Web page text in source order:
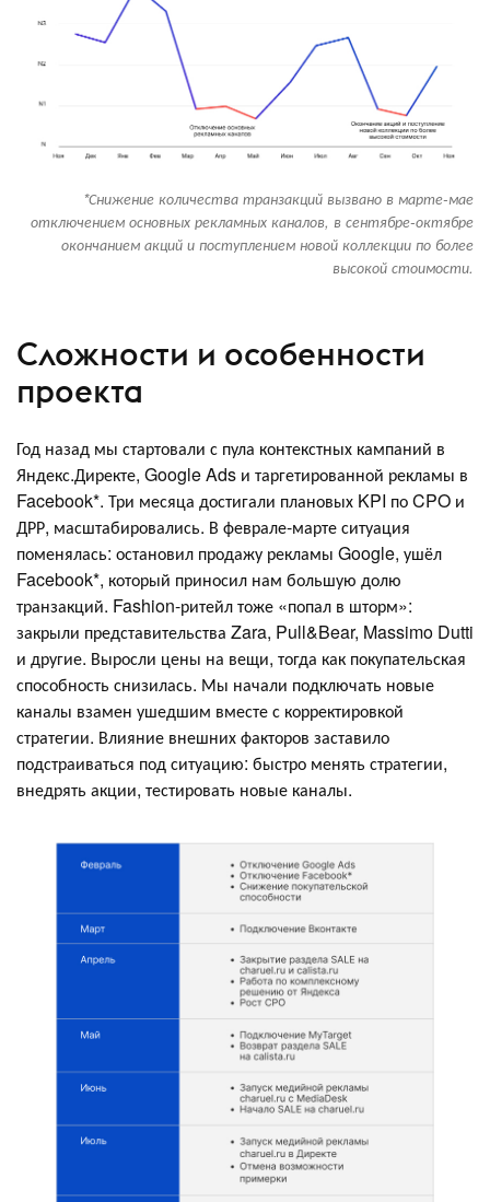
*Снижение количества транзакций вызвано в марте-мае
отключением основных рекламных каналов, в сентябре-октябре
окончанием акций и поступлением новой коллекции по более
высокой стоимости.
Сложности и особенности
проекта
Год назад мы стартовали с пула контекстных кампаний в
Яндекс.Директе, Google Ads и таргетированной рекламы в
Facebook*. Три месяца достигали плановых KPI по CPO и
ДРР, масштабировались. В феврале-марте ситуация
поменялась: остановил продажу рекламы Google, ушёл
Facebook*, который приносил нам большую долю
транзакций. Fashion-ритейл тоже «попал в шторм»:
закрыли представительства Zara, Pull&Bear, Massimo Dutti
и другие. Выросли цены на вещи, тогда как покупательская
способность снизилась. Мы начали подключать новые
каналы взамен ушедшим вместе с корректировкой
стратегии. Влияние внешних факторов заставило
подстраиваться под ситуацию: быстро менять стратегии,
внедрять акции, тестировать новые каналы.